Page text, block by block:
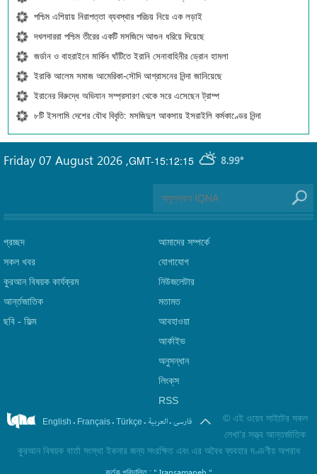
পশ্চিম এশিয়ায় নিরাপত্তা ব্যবস্থার পরিচয় নিয়ে এক লড়াই
দখলদাররা পশ্চিম তীরের একটি মসজিদে আগুন ধরিয়ে দিয়েছে
জর্ডান ও বাহরাইনে মার্কিন ঘাঁটিতে ইরানি সেনাবাহিনীর ড্রোন হামলা
ইরাকি আলেম সমাজ আমেরিকা-সৌদি আগ্রাসনের নিন্দা জানিয়েছে
ইরানের বিরুদ্ধে অভিযান সম্প্রসারণ থেকে সরে এসেছেন ট্রাম্প
৮টি ইসলামি দেশের যৌথ বিবৃতি: মসজিদুল আকসায় ইসরাইলি কর্মকাণ্ডের নিন্দা
GMT-15:12:15 8.99°
Friday 07 August 2026 ,
প্রচ্ছদ
সকল খবর
কুরআন বিষয়ক কার্যক্রম
আর্ন্তজাতিক
ছবি‎ - ফিল্ম
আমাদের সম্পর্কে
যোগাযোগ
নিউজলেটার
মতামত
আবহাওয়া
আর্কাইভ
অনুসন্ধান
লিংক্‌স
RSS
English . Français. Türkçe . العربیة.فارسی © এই ওয়েব সাইটের সকল
লেখা'র সত্ত্ব আন্তর্জাতিক
কুরআন বিষয়ক বার্তা সংস্থা ইকনার জন্য সংরক্ষিত এবং এর অবৈধ ব্যবহার দণ্ডণীয় অপরাধ
" Iransamaneh "